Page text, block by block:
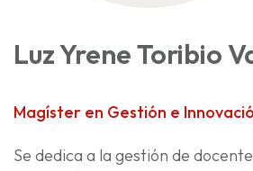
Luz Yrene Toribio
Magíster en Gestión e
Se dedica a la gestión de